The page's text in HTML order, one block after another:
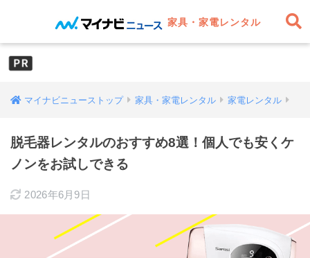
家具・家電レンタル
マイナビニューストップ 家具・家電レンタル 家電レンタル
脱毛器レンタルのおすすめ8選！個人でも安くケ
ノンをお試しできる
2026年6月9日